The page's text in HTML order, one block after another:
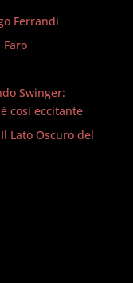
Ferrandi
Faro
Swinger:
così eccitante
Lato Oscuro del